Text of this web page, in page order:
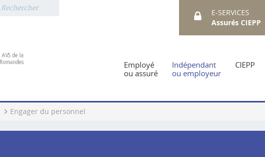
E-SERVICES
Assurés CIEPP
Employé
ou assuré
Indépendant
ou employeur
CIEPP
Engager du personnel